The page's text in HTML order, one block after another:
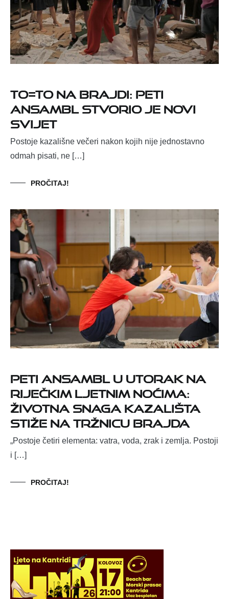
TO=TO na Brajdi: Peti
ansambl stvorio je novi
svijet
Postoje kazališne večeri nakon kojih nije jednostavno
odmah pisati, ne […]
PROČITAJ!
Peti ansambl u utorak na
Riječkim ljetnim noćima:
životna snaga kazališta
stiže na Tržnicu Brajda
„Postoje četiri elementa: vatra, voda, zrak i zemlja. Postoji
i […]
PROČITAJ!